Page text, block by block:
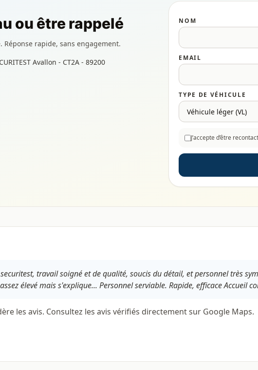
ou être rappelé
rapide, sans engagement.
Avallon - CT2A - 89200
NOM
EMAIL
TYPE DE VÉHICULE
J’accepte d’être
travail soigné et de qualité, soucis du détail, et personnel très
élevé mais s'explique... Personnel serviable. Rapide, efficace Accueil
les avis. Consultez les avis vérifiés directement sur Google Maps.